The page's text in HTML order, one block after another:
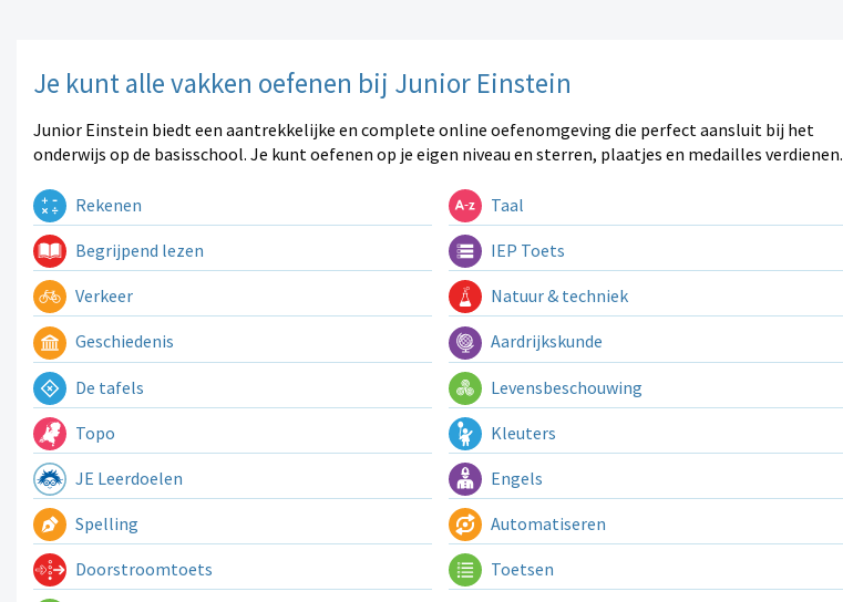
Je kunt alle vakken oefenen bij Junior Einstein
Junior Einstein biedt een aantrekkelijke en complete online oefenomgeving die perfect aansluit bij het
onderwijs op de basisschool. Je kunt oefenen op je eigen niveau en sterren, plaatjes en medailles verdienen.
Rekenen Taal
Begrijpend lezen IEP Toets
Verkeer Natuur & techniek
Geschiedenis Aardrijkskunde
De tafels Levensbeschouwing
Topo Kleuters
JE Leerdoelen Engels
Spelling Automatiseren
Doorstroomtoets Toetsen